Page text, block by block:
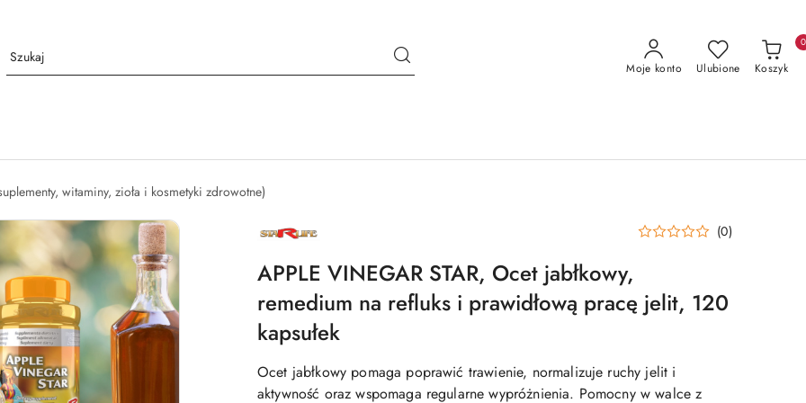
Moje konto Ulubione Koszyk
0
witaminy, zioła i kosmetyki zdrowotne)
NAZWA
PRODUCENTA: (0)
APPLE VINEGAR STAR, Ocet jabłkowy,
remedium na refluks i prawidłową pracę jelit, 120
kapsułek
Ocet jabłkowy pomaga poprawić trawienie, normalizuje ruchy jelit i
aktywność oraz wspomaga regularne wypróżnienia. Pomocny w walce z